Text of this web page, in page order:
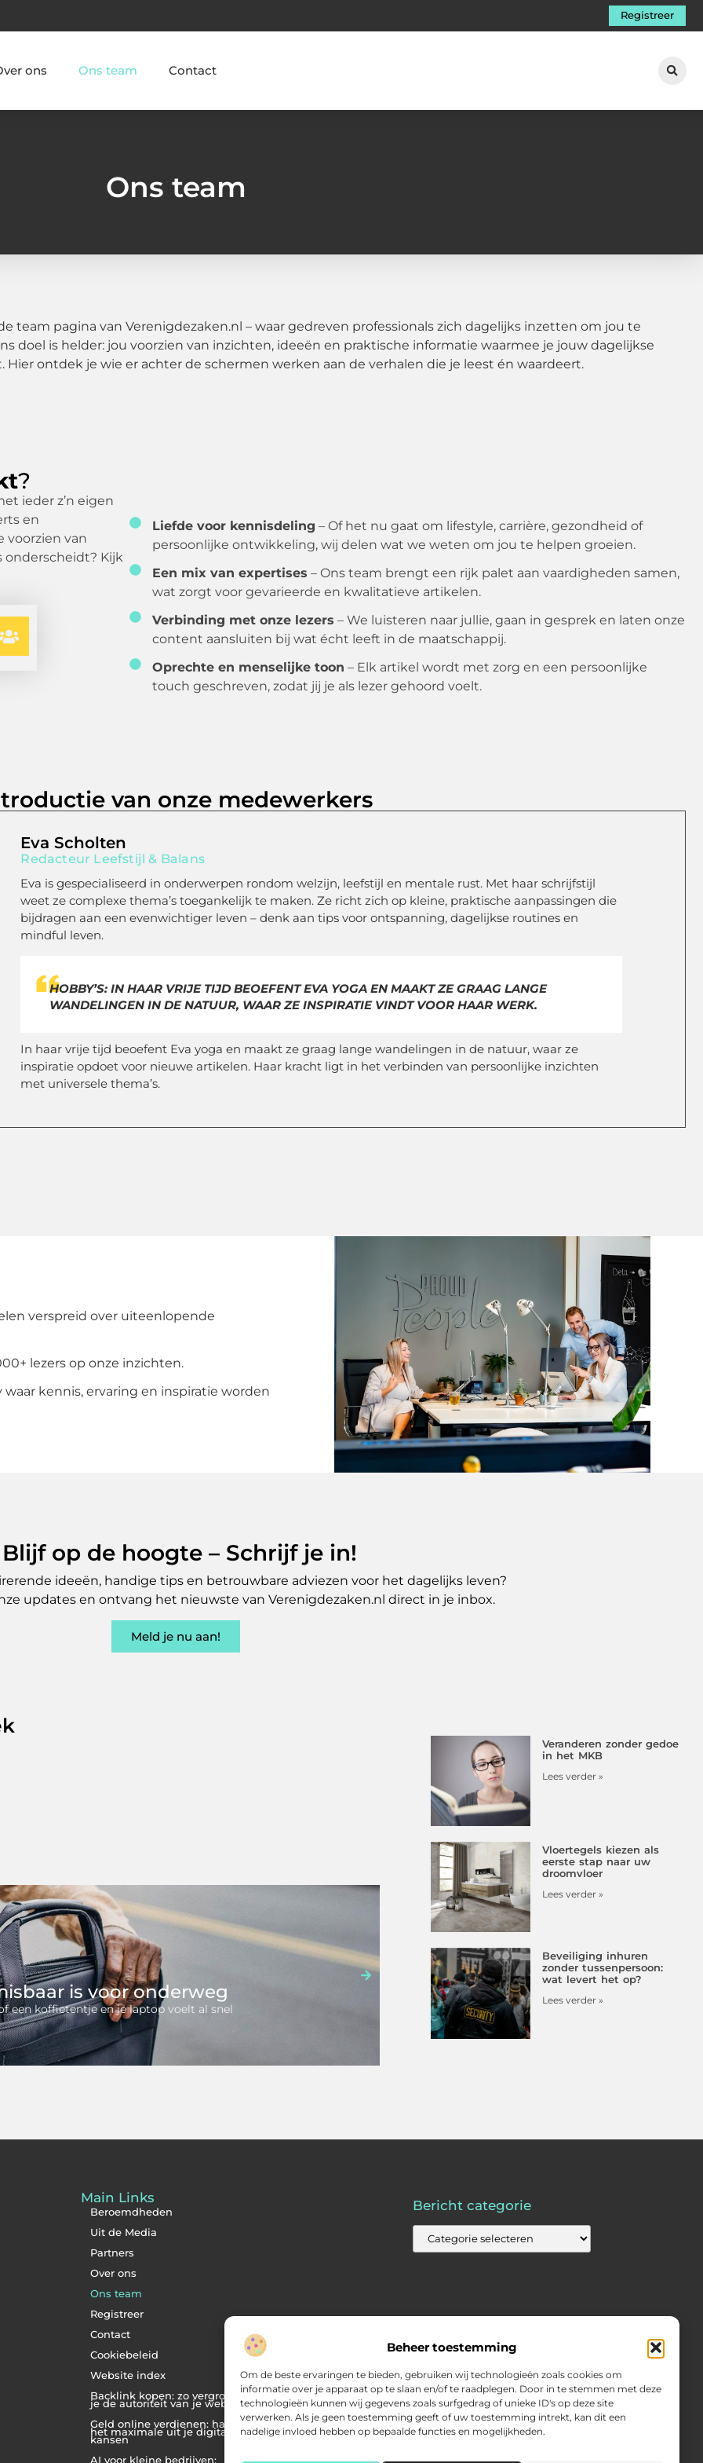
Beheer toestemming
Om de beste ervaringen te bieden, gebruiken wij technologieën zoals cookies om
informatie over je apparaat op te slaan en/of te raadplegen. Door in te stemmen met deze
technologieën kunnen wij gegevens zoals surfgedrag of unieke ID's op deze site
verwerken. Als je geen toestemming geeft of uw toestemming intrekt, kan dit een
nadelige invloed hebben op bepaalde functies en mogelijkheden.
Registreer
ons Ons team Contact
Ons team
team pagina van Verenigdezaken.nl – waar gedreven professionals zich dagelijks inzetten om jou te
doel is helder: jou voorzien van inzichten, ideeën en praktische informatie waarmee je jouw dagelijkse
Hier ontdek je wie er achter de schermen werken aan de verhalen die je leest én waardeert.
?
ieder z’n eigen
en
voorzien van
onderscheidt? Kijk
Liefde voor kennisdeling – Of het nu gaat om lifestyle, carrière, gezondheid of
persoonlijke ontwikkeling, wij delen wat we weten om jou te helpen groeien.
Een mix van expertises – Ons team brengt een rijk palet aan vaardigheden samen,
wat zorgt voor gevarieerde en kwalitatieve artikelen.
Verbinding met onze lezers – We luisteren naar jullie, gaan in gesprek en laten onze
content aansluiten bij wat écht leeft in de maatschappij.
Oprechte en menselijke toon – Elk artikel wordt met zorg en een persoonlijke
touch geschreven, zodat jij je als lezer gehoord voelt.
van onze medewerkers
Eva Scholten
Redacteur Leefstijl & Balans
Eva is gespecialiseerd in onderwerpen rondom welzijn, leefstijl en mentale rust. Met haar schrijfstijl
weet ze complexe thema’s toegankelijk te maken. Ze richt zich op kleine, praktische aanpassingen die
bijdragen aan een evenwichtiger leven – denk aan tips voor ontspanning, dagelijkse routines en
mindful leven.
HOBBY’S: IN HAAR VRIJE TIJD BEOEFENT EVA YOGA EN MAAKT ZE GRAAG LANGE
WANDELINGEN IN DE NATUUR, WAAR ZE INSPIRATIE VINDT VOOR HAAR WERK.
In haar vrije tijd beoefent Eva yoga en maakt ze graag lange wandelingen in de natuur, waar ze
inspiratie opdoet voor nieuwe artikelen. Haar kracht ligt in het verbinden van persoonlijke inzichten
met universele thema’s.
verspreid over uiteenlopende
lezers op onze inzichten.
kennis, ervaring en inspiratie worden
Blijf op de hoogte – Schrijf je in!
ideeën, handige tips en betrouwbare adviezen voor het dagelijks leven?
updates en ontvang het nieuwste van Verenigdezaken.nl direct in je inbox.
Meld je nu aan!
is voor onderweg
een koffietentje en je laptop voelt al snel
TRANSPORT EN LOGISTIEK
Magazijnlabels laten maken:
Magazijnlabels lijken misschien een klein onderdeel
op de dagelijkse werkzaamheden. Duidelijke labels
Veranderen zonder gedoe
in het MKB
Lees verder »
Vloertegels kiezen als
eerste stap naar uw
droomvloer
Lees verder »
Beveiliging inhuren
zonder tussenpersoon:
wat levert het op?
Lees verder »
Main Links
Beroemdheden
Uit de Media
Partners
Over ons
Ons team
Registreer
Contact
Cookiebeleid
Website index
Backlink kopen: zo vergroot
je de autoriteit van je website
Geld online verdienen: haal
het maximale uit je digitale
kansen
AI voor kleine bedrijven:
Bericht categorie